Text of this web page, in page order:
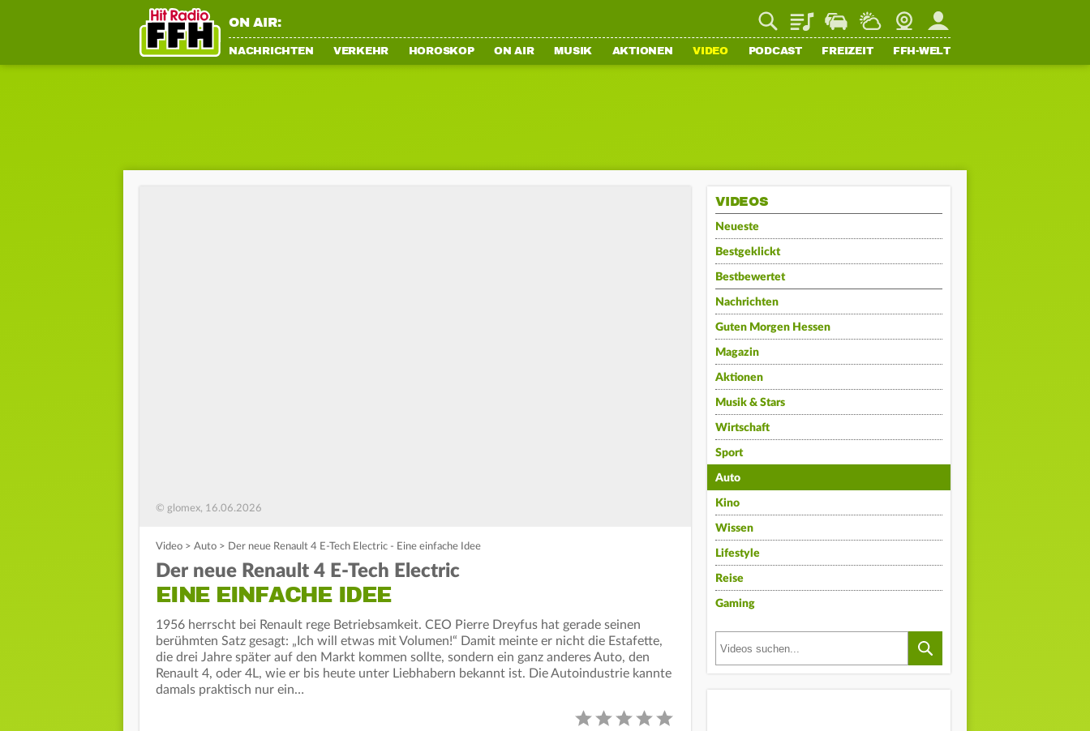
ON AIR: PlaylistStaupilotWetterWebcamMein FFH
NACHRICHTEN VERKEHR HOROSKOP ON AIR MUSIK AKTIONEN VIDEO PODCAST FREIZEIT FFH-WELT
© glomex, 16.06.2026
Video > Auto > Der neue Renault 4 E-Tech Electric - Eine einfache Idee
Der neue Renault 4 E-Tech Electric
EINE EINFACHE IDEE
1956 herrscht bei Renault rege Betriebsamkeit. CEO Pierre Dreyfus hat gerade seinen
berühmten Satz gesagt: „Ich will etwas mit Volumen!“ Damit meinte er nicht die Estafette,
die drei Jahre später auf den Markt kommen sollte, sondern ein ganz anderes Auto, den
Renault 4, oder 4L, wie er bis heute unter Liebhabern bekannt ist. Die Autoindustrie kannte
damals praktisch nur ein…
VIDEOS
Neueste
Bestgeklickt
Bestbewertet
Nachrichten
Guten Morgen Hessen
Magazin
Aktionen
Musik & Stars
Wirtschaft
Sport
Auto
Kino
Wissen
Lifestyle
Reise
Gaming